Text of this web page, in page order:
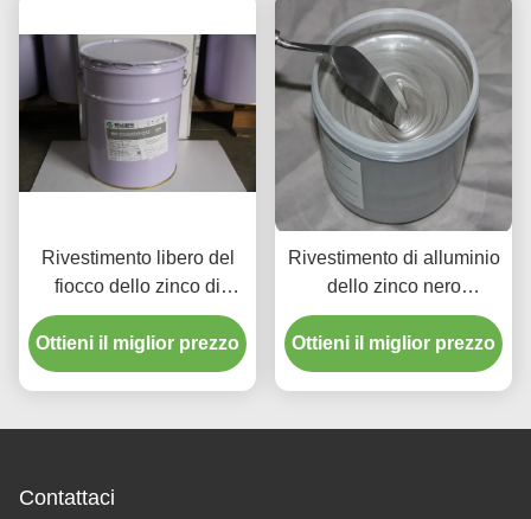
Rivestimento libero del
fiocco dello zinco di
Chrome con la migliore
prestazione di protezione
contro la corrosione
Ottieni il miglior prezzo
Rivestimento di alluminio
dello zinco nero
dell'ossido/placcatura
bianca galvanica dello
zinco di passività
Ottieni il miglior prezzo
Contattaci